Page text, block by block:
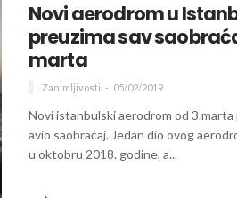
Novi aerodrom u
preuzima sav
marta
Zanimljivosti 05/02/2019
Novi istanbulski aerodrom od 3.marta
avio saobraćaj. Jedan dio ovog
u oktobru 2018. godine, a...